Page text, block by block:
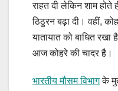
राहत दी लेकिन शाम होते
ठिठुरन बढ़ा दी। वहीं,
यातायात को बाधित रखा
आज कोहरे की चादर है।
भारतीय मौसम विभागके